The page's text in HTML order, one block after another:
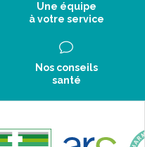
Une équipe
à votre service
Nos conseils
santé